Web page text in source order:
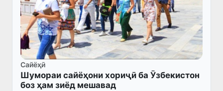
Сайёҳӣ
Шумораи сайёҳони хориҷӣ ба Ӯзбекистон
боз ҳам зиёд мешавад